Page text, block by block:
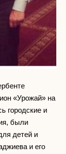
«Урожай» на
городские и
были
детей и
и его